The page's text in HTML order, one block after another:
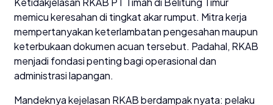
memicu keresahan di tingkat akar rumput. Mitra kerja
mempertanyakan keterlambatan pengesahan maupun
keterbukaan dokumen acuan tersebut. Padahal, RKAB
menjadi fondasi penting bagi operasional dan
administrasi lapangan.
Mandeknya kejelasan RKAB berdampak nyata: pelaku